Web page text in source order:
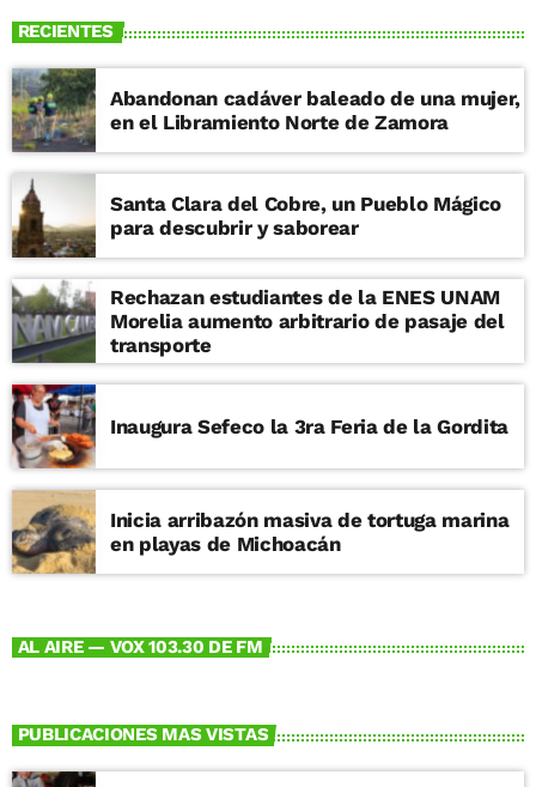
RECIENTES
Abandonan cadáver baleado de una mujer,
en el Libramiento Norte de Zamora
Santa Clara del Cobre, un Pueblo Mágico
para descubrir y saborear
Rechazan estudiantes de la ENES UNAM
Morelia aumento arbitrario de pasaje del
transporte
Inaugura Sefeco la 3ra Feria de la Gordita
Inicia arribazón masiva de tortuga marina
en playas de Michoacán
AL AIRE — VOX 103.30 DE FM
PUBLICACIONES MAS VISTAS